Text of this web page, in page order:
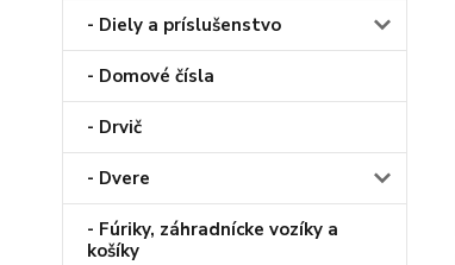
- Diely a príslušenstvo
- Domové čísla
- Drvič
- Dvere
- Fúriky, záhradnícke vozíky a
košíky